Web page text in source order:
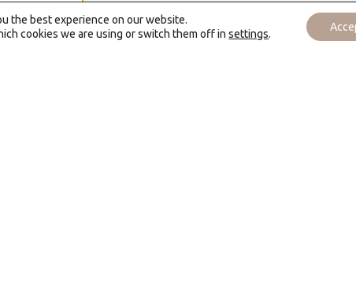
the best experience on our website.
cookies we are using or switch them off insettings.